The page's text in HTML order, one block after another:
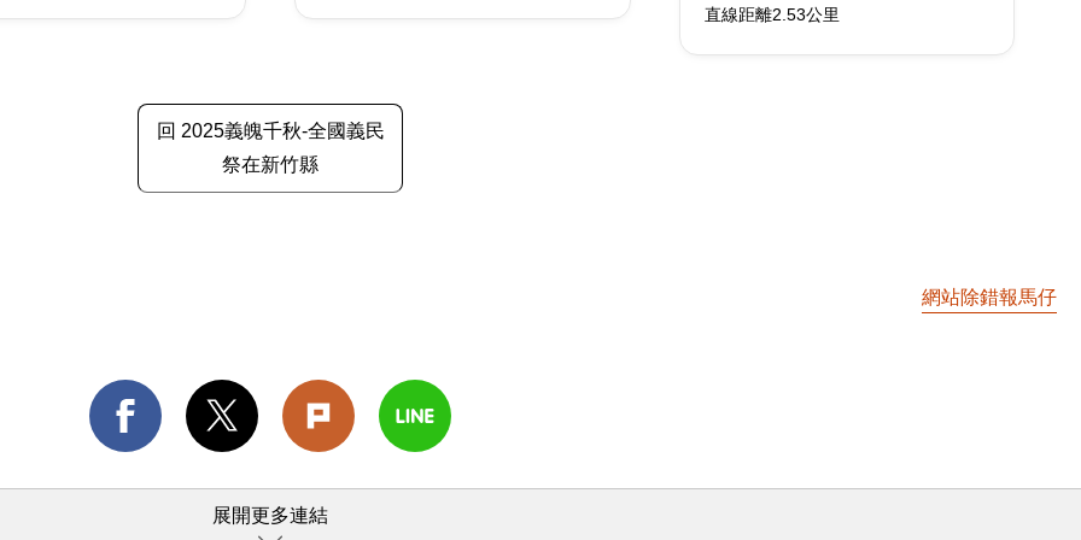
直線距離2.53公里
回 2025義魄千秋-全國義民
祭在新竹縣
網站除錯報馬仔
展開更多連結